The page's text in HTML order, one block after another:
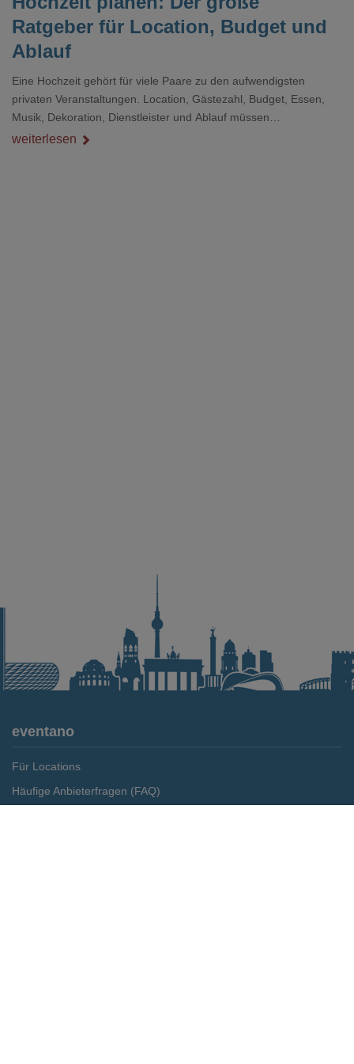
Ratgeber für Location, Budget und
Ablauf
Eine Hochzeit gehört für viele Paare zu den aufwendigsten
privaten Veranstaltungen. Location, Gästezahl, Budget, Essen,
Musik, Dekoration, Dienstleister und Ablauf müssen
zusammenpassen, damit der Tag gut organisiert ist und trotzdem
weiterlesen
eventano
Für Locations
Häufige Anbieterfragen (FAQ)